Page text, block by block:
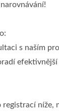
s naším
níže,